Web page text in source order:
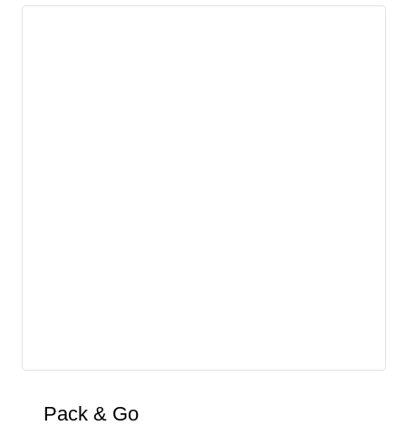
Pack & Go